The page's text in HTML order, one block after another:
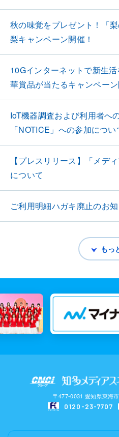
秋の味覚をプレゼント！「
梨キャンペーン開催！
10Gインターネットで新生
華賞品が当たるキャンペー
IoT機器調査および利用者へ
「NOTICE」への参加につい
【プレスリリース】「メデ
について
ご利用明細ハガキ廃止のお
もっ
〒477-0031 愛知県東海
0120-23-7707